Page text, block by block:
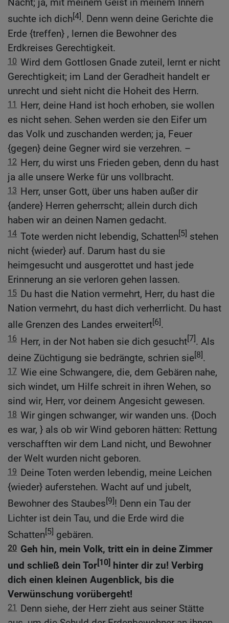
Nacht; ja, mit meinem Geist in meinem Innern
suchte ich dich[4]. Denn wenn deine Gerichte die
Erde {treffen} , lernen die Bewohner des
Erdkreises Gerechtigkeit.
10 Wird dem Gottlosen Gnade zuteil, lernt er nicht
Gerechtigkeit; im Land der Geradheit handelt er
unrecht und sieht nicht die Hoheit des Herrn.
11 Herr, deine Hand ist hoch erhoben, sie wollen
es nicht sehen. Sehen werden sie den Eifer um
das Volk und zuschanden werden; ja, Feuer
{gegen} deine Gegner wird sie verzehren. –
12 Herr, du wirst uns Frieden geben, denn du hast
ja alle unsere Werke für uns vollbracht.
13 Herr, unser Gott, über uns haben außer dir
{andere} Herren geherrscht; allein durch dich
haben wir an deinen Namen gedacht.
14 Tote werden nicht lebendig, Schatten[5] stehen
nicht {wieder} auf. Darum hast du sie
heimgesucht und ausgerottet und hast jede
Erinnerung an sie verloren gehen lassen.
15 Du hast die Nation vermehrt, Herr, du hast die
Nation vermehrt, du hast dich verherrlicht. Du hast
alle Grenzen des Landes erweitert[6].
16 Herr, in der Not haben sie dich gesucht[7]. Als
deine Züchtigung sie bedrängte, schrien sie[8].
17 Wie eine Schwangere, die, dem Gebären nahe,
sich windet, um Hilfe schreit in ihren Wehen, so
sind wir, Herr, vor deinem Angesicht gewesen.
18 Wir gingen schwanger, wir wanden uns. {Doch
es war, } als ob wir Wind geboren hätten: Rettung
verschafften wir dem Land nicht, und Bewohner
der Welt wurden nicht geboren.
19 Deine Toten werden lebendig, meine Leichen
{wieder} auferstehen. Wacht auf und jubelt,
Bewohner des Staubes[9]! Denn ein Tau der
Lichter ist dein Tau, und die Erde wird die
Schatten[5] gebären.
20 Geh hin, mein Volk, tritt ein in deine Zimmer
und schließ dein Tor[10] hinter dir zu! Verbirg
dich einen kleinen Augenblick, bis die
Verwünschung vorübergeht!
21
Denn siehe, der Herr zieht aus seiner Stätte